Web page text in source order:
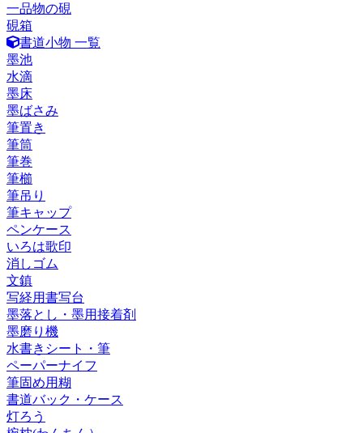
一品物の硯
硯箱
書道小物 一覧
墨池
水滴
墨床
墨ばさみ
筆置き
筆筒
筆巻
筆櫛
筆吊り
筆キャップ
ペンケース
いろは歌印
消しゴム
文鎮
写経用書写台
墨落とし・墨用接着剤
墨磨り機
水書きシート・筆
ペーパーナイフ
筆固め用糊
書道バック・ケース
灯ろう